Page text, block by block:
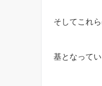
そしてこれ
基となってい